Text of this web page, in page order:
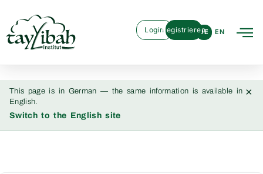
DE EN
LoginRegistrieren
This page is in German — the same information is available in
English.
Switch to the English site
×